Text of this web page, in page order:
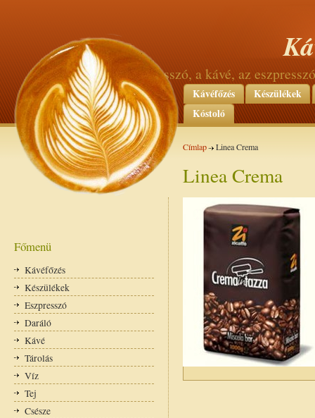
az eszpresszó, a kávé, az
Kávéfőzés
Készülékek
Kóstoló
Címlap Linea Crema
Linea Crema
Főmenü
Kávéfőzés
Készülékek
Eszpresszó
Daráló
Kávé
Tárolás
Víz
Tej
Csésze